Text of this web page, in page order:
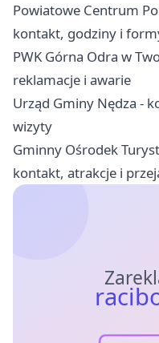
Powiatowe Centrum
kontakt, godziny i
PWK Górna Odra w
reklamacje i awarie
Urząd Gminy Nędza -
wizyty
Gminny Ośrodek
kontakt, atrakcje i